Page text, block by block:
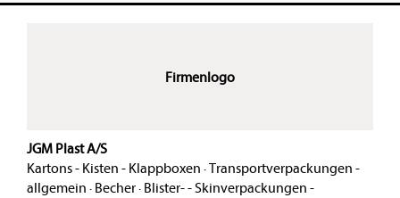
Firmenlogo
JGM Plast A/S
Kartons - Kisten - Klappboxen ·Transportverpackungen -
allgemein · Becher· Blister- - Skinverpackungen -